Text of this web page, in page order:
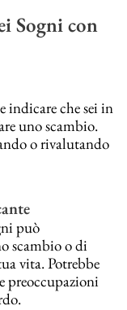
Sogni con
indicare che sei in
uno scambio.
o rivalutando
può
scambio o di
vita. Potrebbe
preoccupazioni